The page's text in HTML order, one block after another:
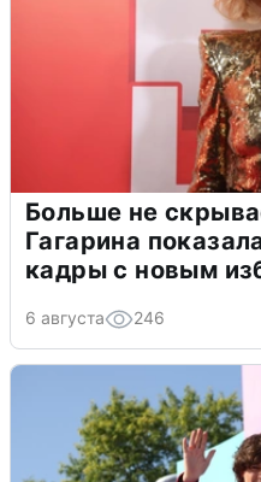
Больше не
Гагарина
кадры с новым
6 августа 246